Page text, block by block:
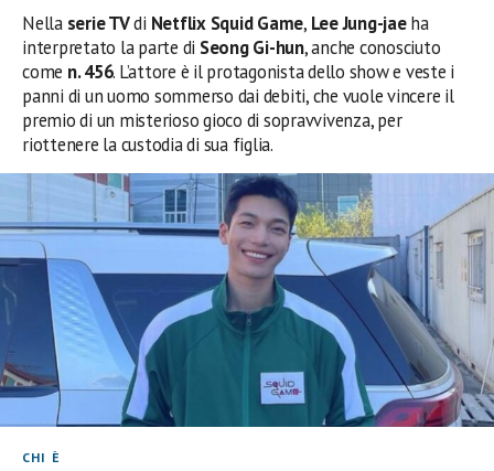
Nella serie TVdi Netflix Squid Game, Lee Jung-jaeha
interpretato la parte di Seong Gi-hun, anche conosciuto
come n. 456. L’attore è il protagonista dello show e veste i
panni di un uomo sommerso dai debiti, che vuole vincere il
premio di un misterioso gioco di sopravvivenza, per
riottenere la custodia di sua figlia.
CHI È